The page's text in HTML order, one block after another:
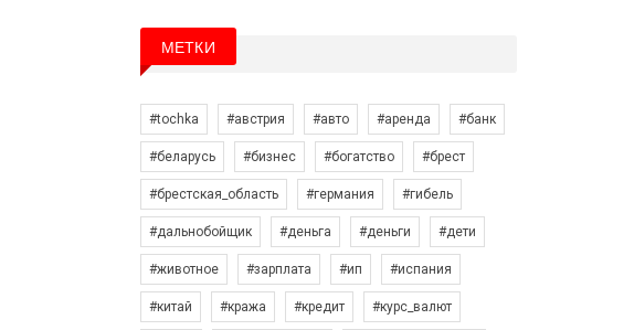
МЕТКИ
#tochka #австрия #авто #аренда #банк
#беларусь #бизнес #богатство #брест
#брестская_область #германия #гибель
#дальнобойщик #деньга #деньги #дети
#животное #зарплата #ип #испания
#китай #кража #кредит #курс_валют